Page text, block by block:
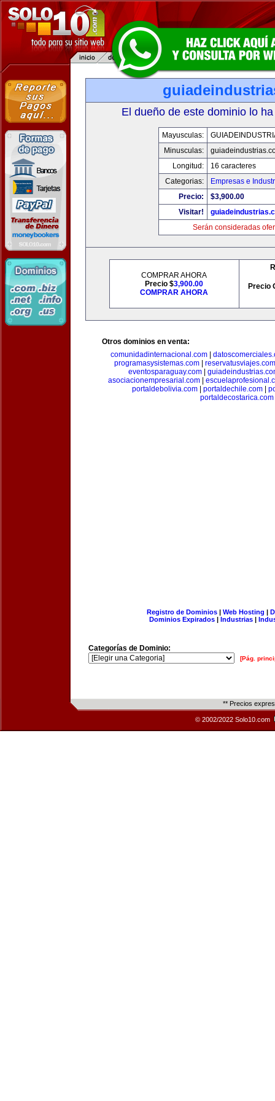
El dueño de este dominio lo
Mayusculas:
Minusculas:
Longitud:
16 caracteres
Categorias:
Empresas e
Precio:
$3,900.00
Visitar!
Serán consideradas
COMPRAR AHORA
Precio $3,900.00
COMPRAR AHORA
Precio
Otros dominios en venta:
comunidadinternacional.com
programasysistemas.com
reservatusviajes.com
eventosparaguay.com
asociacionempresarial.com|
portaldebolivia.com| portaldechile.com|
portaldecostarica.com
Registro de Dominios| Web Hosting |
Dominios Expirados | Industrias |
Categorías de Dominio:
[Pág.
** Precios
© 2002/2022 Solo10.com